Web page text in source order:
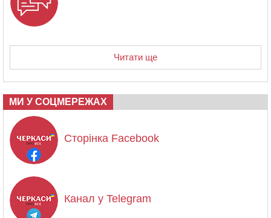
Читати ще
МИ У СОЦМЕРЕЖАХ
Сторінка Facebook
Канал у Telegram